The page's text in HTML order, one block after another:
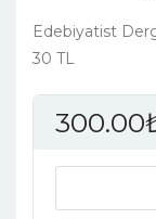
Edebiyatist
30 TL
300.00
Sayı: